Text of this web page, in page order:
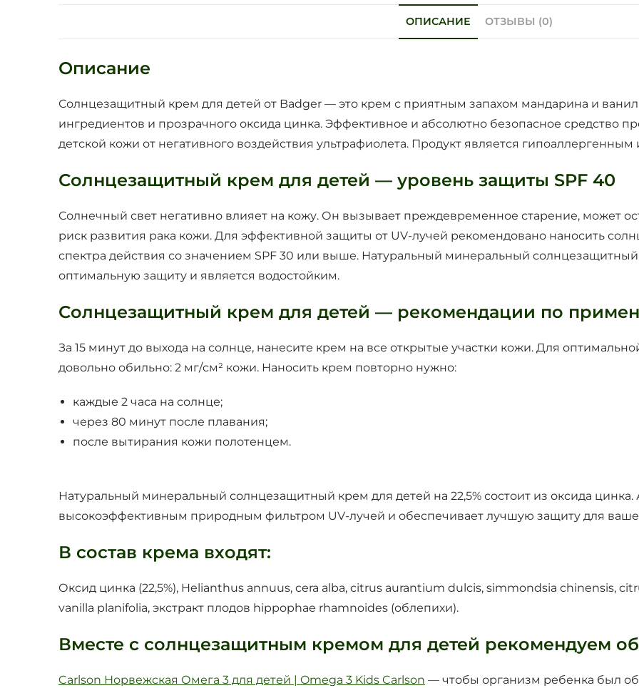
ОПИСАНИЕ ОТЗЫВЫ (0)
Описание
Солнцезащитный крем для детей от Badger — это крем с приятным запахом мандарина и
ингредиентов и прозрачного оксида цинка. Эффективное и абсолютно безопасное средство
детской кожи от негативного воздействия ультрафиолета. Продукт является
Солнцезащитный крем для детей — уровень защиты SPF 40
Солнечный свет негативно влияет на кожу. Он вызывает преждевременное старение, может
риск развития рака кожи. Для эффективной защиты от UV-лучей рекомендовано наносить
спектра действия со значением SPF 30 или выше. Натуральный минеральный
оптимальную защиту и является водостойким.
Солнцезащитный крем для детей — рекомендации по
За 15 минут до выхода на солнце, нанесите крем на все открытые участки кожи. Для
довольно обильно: 2 мг/см² кожи. Наносить крем повторно нужно:
каждые 2 часа на солнце;
через 80 минут после плавания;
после вытирания кожи полотенцем.
Натуральный минеральный солнцезащитный крем для детей на 22,5% состоит из оксида
высокоэффективным природным фильтром UV-лучей и обеспечивает лучшую защиту для
В состав крема входят:
Оксид цинка (22,5%), Helianthus annuus, cera alba, citrus aurantium dulcis, simmondsia chinensis,
vanilla planifolia, экстракт плодов hippophae rhamnoides (облепихи).
Вместе с солнцезащитным кремом для детей рекомендуем
Carlson Норвежская Омега 3 для детей | Omega 3 Kids Carlson — чтобы организм ребенка был